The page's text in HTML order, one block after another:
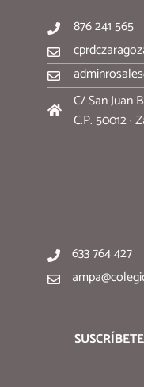
876 241 565
C/ San Juan
C.P. 50012 ·
633 764 427